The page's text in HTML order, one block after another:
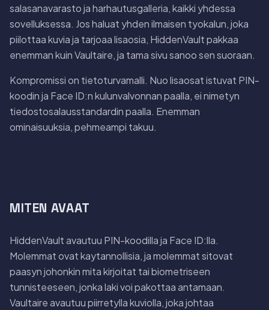
salasanavarasto ja harhautusgalleria, kaikki yhdessa
sovelluksessa. Jos haluat yhden ilmaisen tyokalun, joka
piilottaa kuvia ja tarjoaa lisaosia, HiddenVault pakkaa
enemman kuin Vaultaire, ja tama sivu sanoo sen suoraan.
Kompromissi on tietoturvamalli. Nuo lisaosat istuvat PIN-
koodin ja Face ID:n kulunvalvonnan paalla, ei nimetyn
tiedostosalausstandardin paalla. Enemman
ominaisuuksia, pehmeampi takuu.
MITEN AVAAT
HiddenVault avautuu PIN-koodilla ja Face ID:lla.
Molemmat ovat kaytannollisia, ja molemmat sitovat
paasyn johonkin mita kirjoitat tai biometriseen
tunnisteeseen, jonka laki voi pakottaa antamaan.
Vaultaire avautuu piirretylla kuviolla, joka johtaa